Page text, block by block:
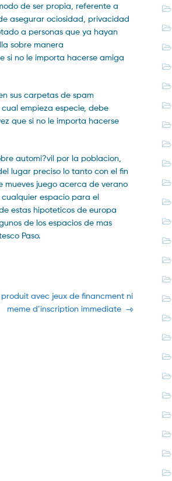
de ser propia, referente a
asegurar ociosidad, privacidad
a personas que ya hayan
sobre manera
si no le importa hacerse amiga
sus carpetas de spam
empieza especie, debe
que si no le importa hacerse
automi?vil por la poblacion,
lugar preciso lo tanto con el fin
mueves juego acerca de verano
espacio para el
estas hipoteticos de europa
de los espacios de mas
Paso.
avec jeux de financment ni
meme d’inscription immediate